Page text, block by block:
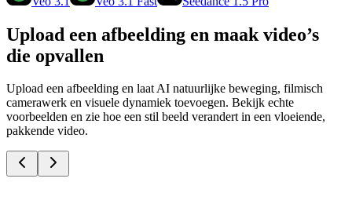
Upload een afbeelding en maak video’s
die opvallen
Upload een afbeelding en laat AI natuurlijke beweging, filmisch
camerawerk en visuele dynamiek toevoegen. Bekijk echte
voorbeelden en zie hoe een stil beeld verandert in een vloeiende,
pakkende video.